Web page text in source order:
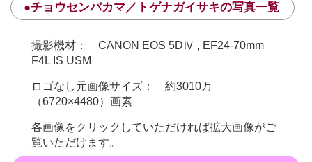
●チョウセンバカマ／トゲナガイサキの写真一覧
撮影機材： CANON EOS 5DⅣ , EF24-70mm
F4L IS USM
ロゴなし元画像サイズ： 約3010万
（6720×4480）画素
各画像をクリックしていただければ拡大画像がご
覧いただけます。